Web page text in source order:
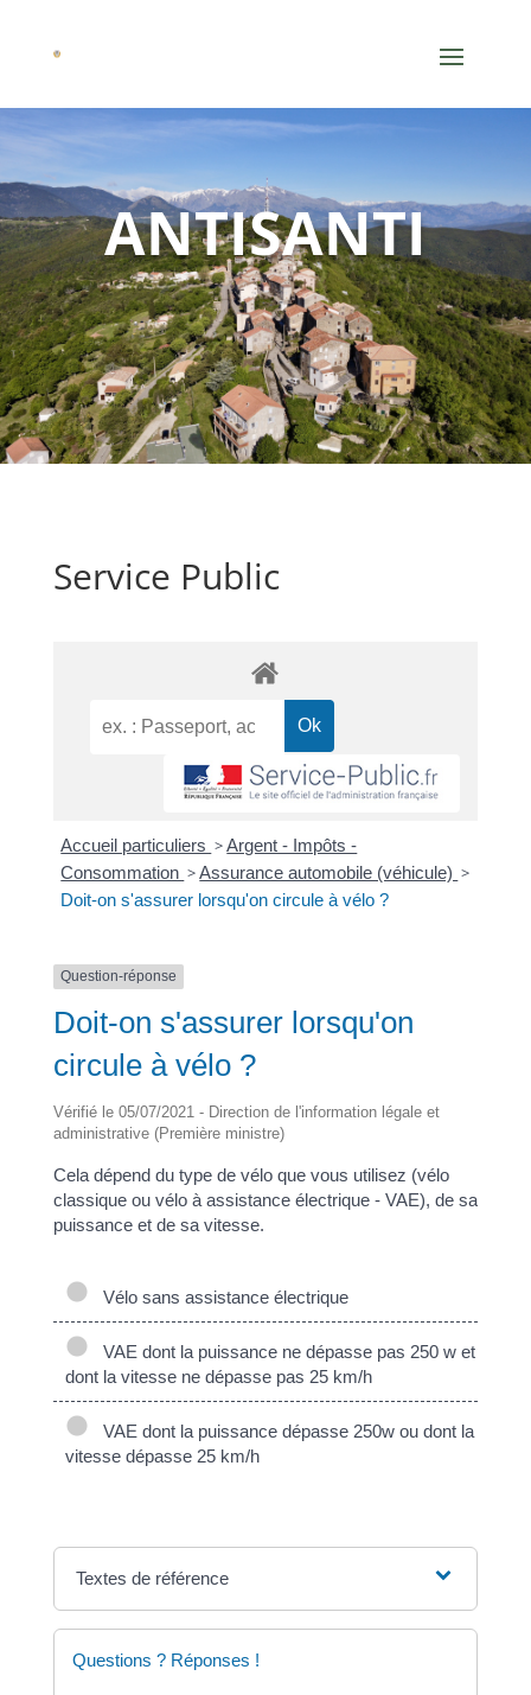
ANTISANTI
Service Public
Accueil particuliers >Argent - Impôts -
Consommation >Assurance automobile (véhicule) >
Doit-on s'assurer lorsqu'on circule à vélo ?
Question-réponse
Doit-on s'assurer lorsqu'on
circule à vélo ?
Vérifié le 05/07/2021 - Direction de l'information légale et
administrative (Première ministre)
Cela dépend du type de vélo que vous utilisez (vélo
classique ou vélo à assistance électrique - VAE), de sa
puissance et de sa vitesse.
Vélo sans assistance électrique
VAE dont la puissance ne dépasse pas 250 w et
dont la vitesse ne dépasse pas 25 km/h
VAE dont la puissance dépasse 250w ou dont la
vitesse dépasse 25 km/h
Textes de référence
Questions ? Réponses !